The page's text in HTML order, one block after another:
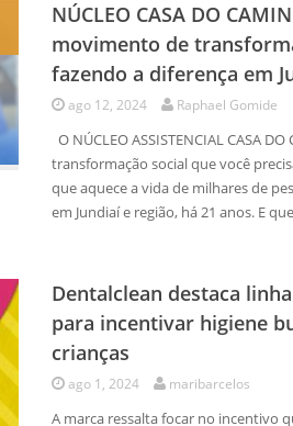
NÚCLEO CASA DO
movimento de
fazendo a diferença em
ago 12, 2024 Raphael Gomide
O NÚCLEO ASSISTENCIAL CASA
transformação social que você
que aquece a vida de milhares de
em Jundiaí e região, há 21 anos. E
Dentalclean destaca
para incentivar higiene
crianças
ago 1, 2024 maribarcelos
A marca ressalta focar no incentivo